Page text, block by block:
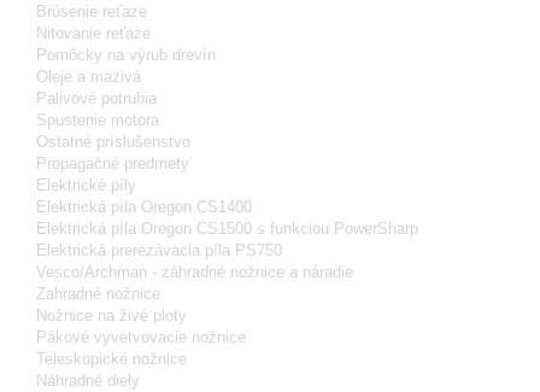
Brúsenie reťaze
Nitovanie reťaze
Pomôcky na výrub drevín
Oleje a mazivá
Palivové potrubia
Spustenie motora
Ostatné príslušenstvo
Propagačné predmety
Elektrické píly
Elektrická píla Oregon CS1400
Elektrická píla Oregon CS1500 s funkciou PowerSharp
Elektrická prerezávacia píla PS750
Vesco/Archman - záhradné nožnice a náradie
Zahradné nožnice
Nožnice na živé ploty
Pákové vyvetvovacie nožnice
Teleskopické nožnice
Náhradné diely